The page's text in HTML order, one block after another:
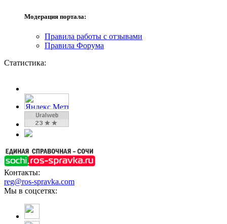
Модерация портала:
Правила работы с отзывами
Правила Форума
Статистика:
Контакты:
reg@ros-spravka.com
Мы в соцсетях: